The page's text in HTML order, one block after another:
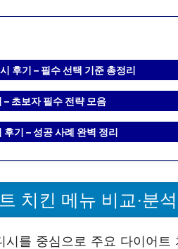
후기 – 필수 선택 기준 총정리
– 초보자 필수 전략 모음
기 – 성공 사례 완벽 정리
치킨 메뉴 비교·분석
시를 중심으로 주요 다이어트